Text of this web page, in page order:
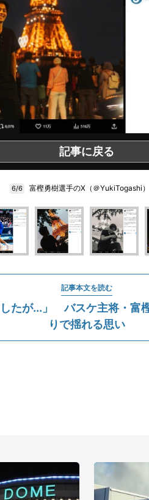
記事に戻る
6/6 富樫勇樹選手のX（＠YukiTogashi
記事本文を読む
したが...」 バスケ主将・富
りで揺れる思い